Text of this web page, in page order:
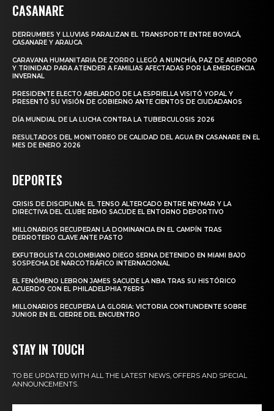
CASANARE
DERRUMBES Y LLUVIAS PARALIZAN EL TRANSPORTE ENTRE BOYACÁ,
CASANARE Y ARAUCA
CARAVANA HUMANITARIA DE ZORRO LLEGÓ A NUNCHÍA, PAZ DE ARIPORO
Y TRINIDAD PARA ATENDER A FAMILIAS AFECTADAS POR LA EMERGENCIA
INVERNAL
PRESIDENTE ELECTO ABELARDO DE LA ESPRIELLA VISITÓ YOPAL Y
PRESENTÓ SU VISIÓN DE GOBIERNO ANTE CIENTOS DE CIUDADANOS
DÍA MUNDIAL DE LA LUCHA CONTRA LA TUBERCULOSIS 2026
RESULTADOS DEL MONITOREO DE CALIDAD DEL AGUA EN CASANARE EN EL
MES DE ENERO 2026
DEPORTES
CRISIS DE DISCIPLINA: EL TENSO ALTERCADO ENTRE NEYMAR Y LA
DIRECTIVA DEL CLUBE REMO SACUDE EL ENTORNO DEPORTIVO
MILLONARIOS RECUPERAN LA DOMINANCIA EN EL CAMPÍN TRAS
DERROTERO CLAVE ANTE PASTO
EXFUTBOLISTA COLOMBIANO DIEGO SERNA DETENIDO EN MIAMI BAJO
SOSPECHA DE NARCOTRÁFICO INTERNACIONAL
EL FENÓMENO LEBRON JAMES SACUDE LA NBA TRAS SU HISTÓRICO
ACUERDO CON EL PHILADELPHIA 76ERS
MILLONARIOS RECUPERA LA GLORIA: VICTORIA CONTUNDENTE SOBRE
JUNIOR EN EL CIERRE DEL ENCUENTRO
STAY IN TOUCH
TO BE UPDATED WITH ALL THE LATEST NEWS, OFFERS AND SPECIAL
ANNOUNCEMENTS.